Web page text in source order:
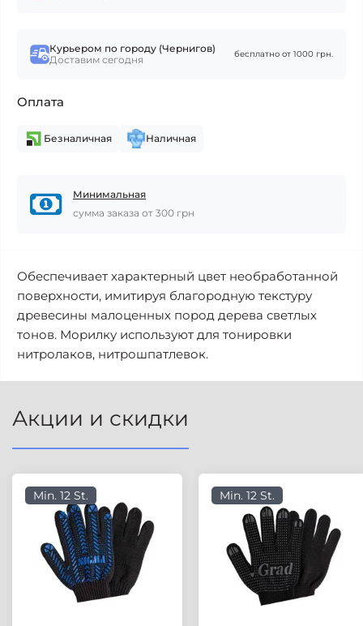
Курьером по городу (Чернигов)
Доставим сегодня
бесплатно от 1000 грн.
Оплата
Безналичная Наличная
Минимальная
сумма заказа от 300 грн
Обеспечивает характерный цвет необработанной
поверхности, имитируя благородную текстуру
древесины малоценных пород дерева светлых
тонов. Морилку используют для тонировки
нитролаков, нитрошпатлевок.
Акции и скидки
Min. 12 St. Min. 12 St.